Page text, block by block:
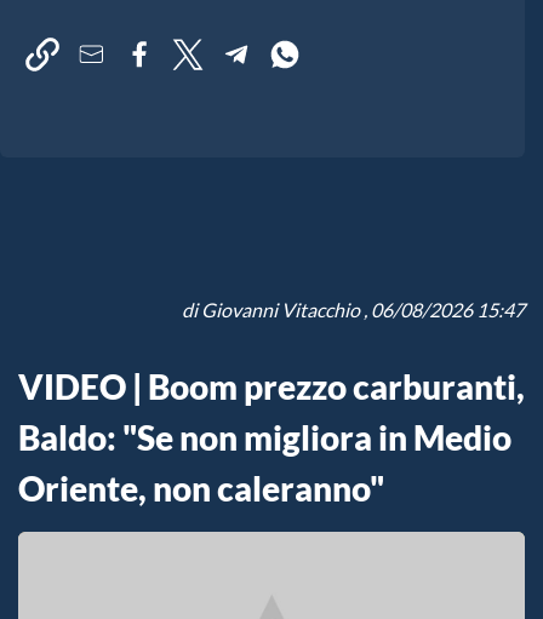
diGiovanni Vitacchio, 06/08/2026 15:47
VIDEO | Boom prezzo carburanti,
Baldo: "Se non migliora in Medio
Oriente, non caleranno"